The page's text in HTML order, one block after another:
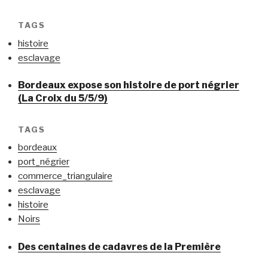
TAGS
histoire
esclavage
Bordeaux expose son histoire de port négrier
(La Croix du 5/5/9)
TAGS
bordeaux
port_négrier
commerce_triangulaire
esclavage
histoire
Noirs
Des centaines de cadavres de la Première